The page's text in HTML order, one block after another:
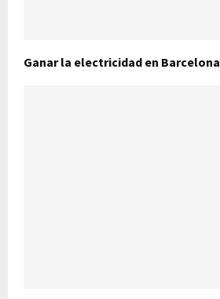
Ganar la electricidad en Barcelona